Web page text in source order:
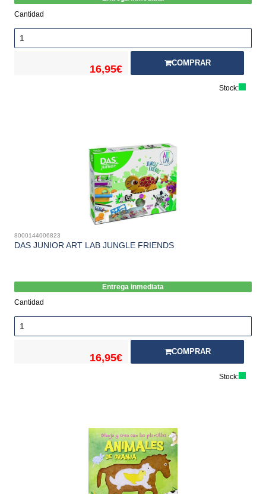
Cantidad
16,95€
COMPRAR
Stock:
8000144006823
DAS JUNIOR ART LAB JUNGLE FRIENDS
Entrega inmediata
Cantidad
16,95€
COMPRAR
Stock: